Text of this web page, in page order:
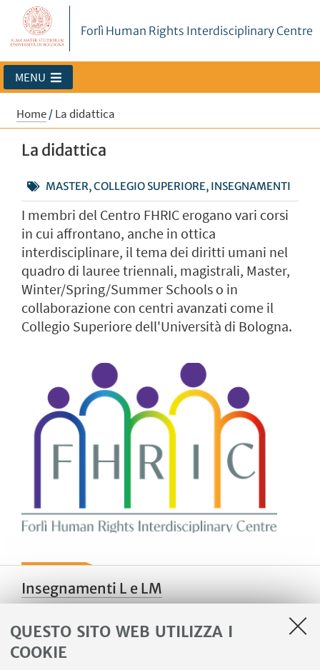
QUESTO SITO WEB UTILIZZA I
COOKIE
Forlì Human Rights Interdisciplinary Centre
MENU
Home/La didattica
La didattica
MASTER, COLLEGIO SUPERIORE, INSEGNAMENTI
I membri del Centro FHRIC erogano vari corsi
in cui affrontano, anche in ottica
interdisciplinare, il tema dei diritti umani nel
quadro di lauree triennali, magistrali, Master,
Winter/Spring/Summer Schools o in
collaborazione con centri avanzati come il
Collegio Superiore dell'Università di Bologna.
Insegnamenti L e LM
Winter, Spring e Summer Schools